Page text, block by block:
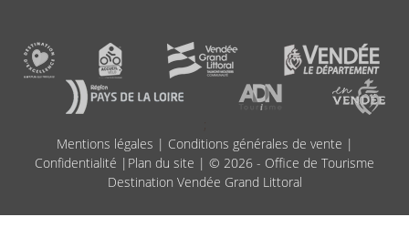
Mentions légales | Conditions générales de vente |
Confidentialité | Plan du site | © 2026 - Office de Tourisme
Destination Vendée Grand Littoral